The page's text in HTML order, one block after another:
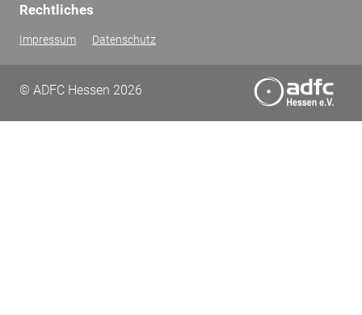
Rechtliches
Impressum Datenschutz
© ADFC Hessen 2026